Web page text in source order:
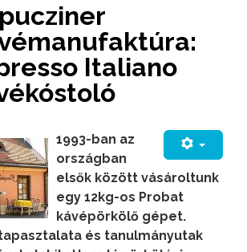
Italiano
1993-ban az
országban
elsők között vásároltunk
egy 12kg-os Probat
kávépörkölő gépet.
és tanulmányutak